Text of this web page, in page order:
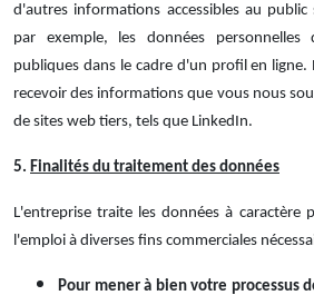
d'autres informations accessibles au
par exemple, les données personnelles
publiques dans le cadre d'un profil en
recevoir des informations que vous nous
de sites web tiers, tels que LinkedIn.
5. Finalités du traitement des données
L'entreprise traite les données à caractère
l'emploi à diverses fins commerciales
Pour mener à bien votre processus